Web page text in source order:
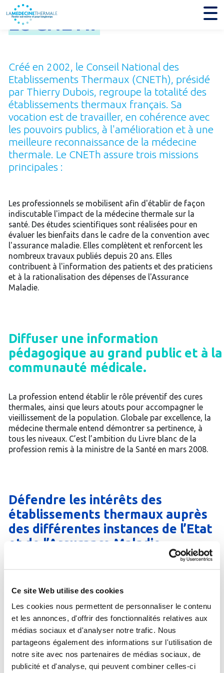
Ce site Web utilise des cookies
Les cookies nous permettent de personnaliser le contenu
et les annonces, d'offrir des fonctionnalités relatives aux
médias sociaux et d'analyser notre trafic. Nous
partageons également des informations sur l'utilisation de
notre site avec nos partenaires de médias sociaux, de
publicité et d'analyse, qui peuvent combiner celles-ci
LeCNETh
Créé en 2002, le Conseil National des
Etablissements Thermaux (CNETh), présidé
par Thierry Dubois, regroupe la totalité des
établissements thermaux français. Sa
vocation est de travailler, en cohérence avec
les pouvoirs publics, à l'amélioration et à une
meilleure reconnaissance de la médecine
thermale. Le CNETh assure trois missions
principales :
Les professionnels se mobilisent afin d'établir de façon
indiscutable l'impact de la médecine thermale sur la
santé. Des études scientifiques sont réalisées pour en
évaluer les bienfaits dans le cadre de la convention avec
l'assurance maladie. Elles complètent et renforcent les
nombreux travaux publiés depuis 20 ans. Elles
contribuent à l'information des patients et des praticiens
et à la rationalisation des dépenses de l'Assurance
Maladie.
Diffuser une information
pédagogique au grand public et à la
communauté médicale.
La profession entend établir le rôle préventif des cures
thermales, ainsi que leurs atouts pour accompagner le
vieillissement de la population. Globale par excellence, la
médecine thermale entend démontrer sa pertinence, à
tous les niveaux. C’est l’ambition du Livre blanc de la
profession remis à la ministre de la Santé en mars 2008.
Défendre les intérêts des
établissements thermaux auprès
des différentes instances de l’Etat
et de l’Assurance Maladie.
Si l’allopathie a permis, depuis la fin du XIXe siècle,
donné à la pharmacopée une place de plus en plus
prépondérante, au risque d’une surconsommation de
médicaments. Autant pour des raisons économiques que
pour une plus grande efficacité thérapeutique, d’autres
approches thérapeutiques plus holistiques sont
nécessaires. Au delà de son efficacité, la médecine
thermale redonne toute sa place à l’interaction
thérapeutique, recentrant la relation entre le médecin et